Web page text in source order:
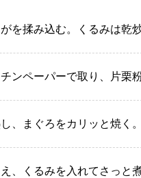
を揉み込む。くるみは乾
ンペーパーで取り、片栗
、まぐろをカリッと焼く。
、くるみを入れてさっと